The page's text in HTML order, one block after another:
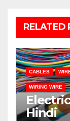
RELATED
CABLES
WIRING WIRE
Hindi